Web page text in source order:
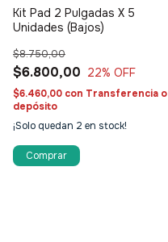
Kit Pad 2 Pulgadas X 5
Unidades (Bajos)
$6.800,00
$8.750,00
22% OFF
$6.460,00 con Transferencia o
depósito
¡Solo quedan 2 en stock!